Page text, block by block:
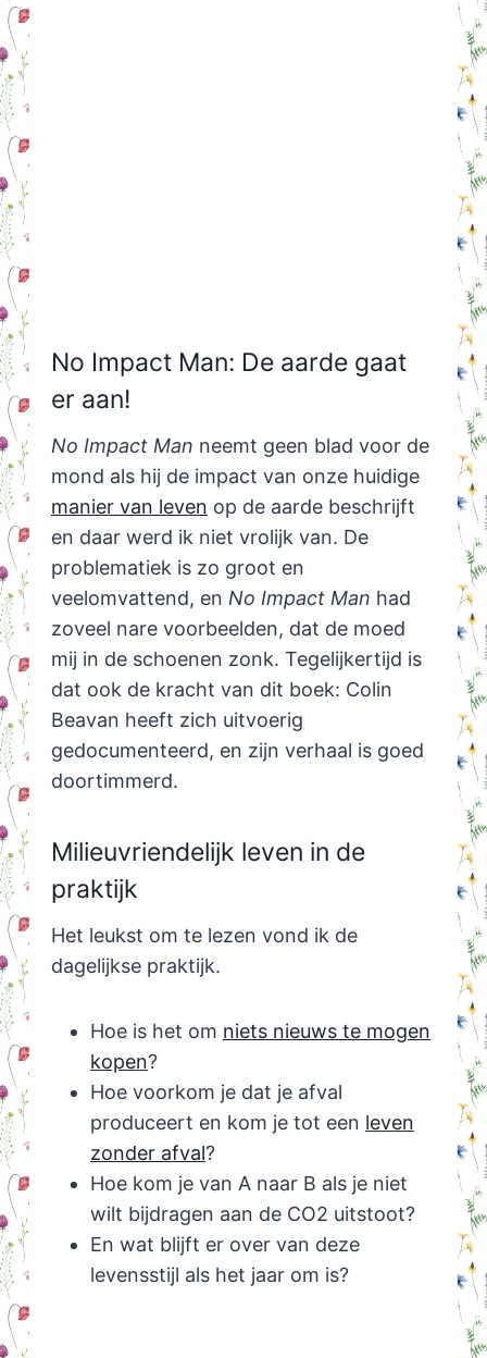
No Impact Man: De aarde gaat
er aan!
No Impact Man neemt geen blad voor de
mond als hij de impact van onze huidige
manier van leven op de aarde beschrijft
en daar werd ik niet vrolijk van. De
problematiek is zo groot en
veelomvattend, en No Impact Man had
zoveel nare voorbeelden, dat de moed
mij in de schoenen zonk. Tegelijkertijd is
dat ook de kracht van dit boek: Colin
Beavan heeft zich uitvoerig
gedocumenteerd, en zijn verhaal is goed
doortimmerd.
Milieuvriendelijk leven in de
praktijk
Het leukst om te lezen vond ik de
dagelijkse praktijk.
Hoe is het om niets nieuws te mogen
kopen?
Hoe voorkom je dat je afval
produceert en kom je tot een leven
zonder afval?
Hoe kom je van A naar B als je niet
wilt bijdragen aan de CO2 uitstoot?
En wat blijft er over van deze
levensstijl als het jaar om is?